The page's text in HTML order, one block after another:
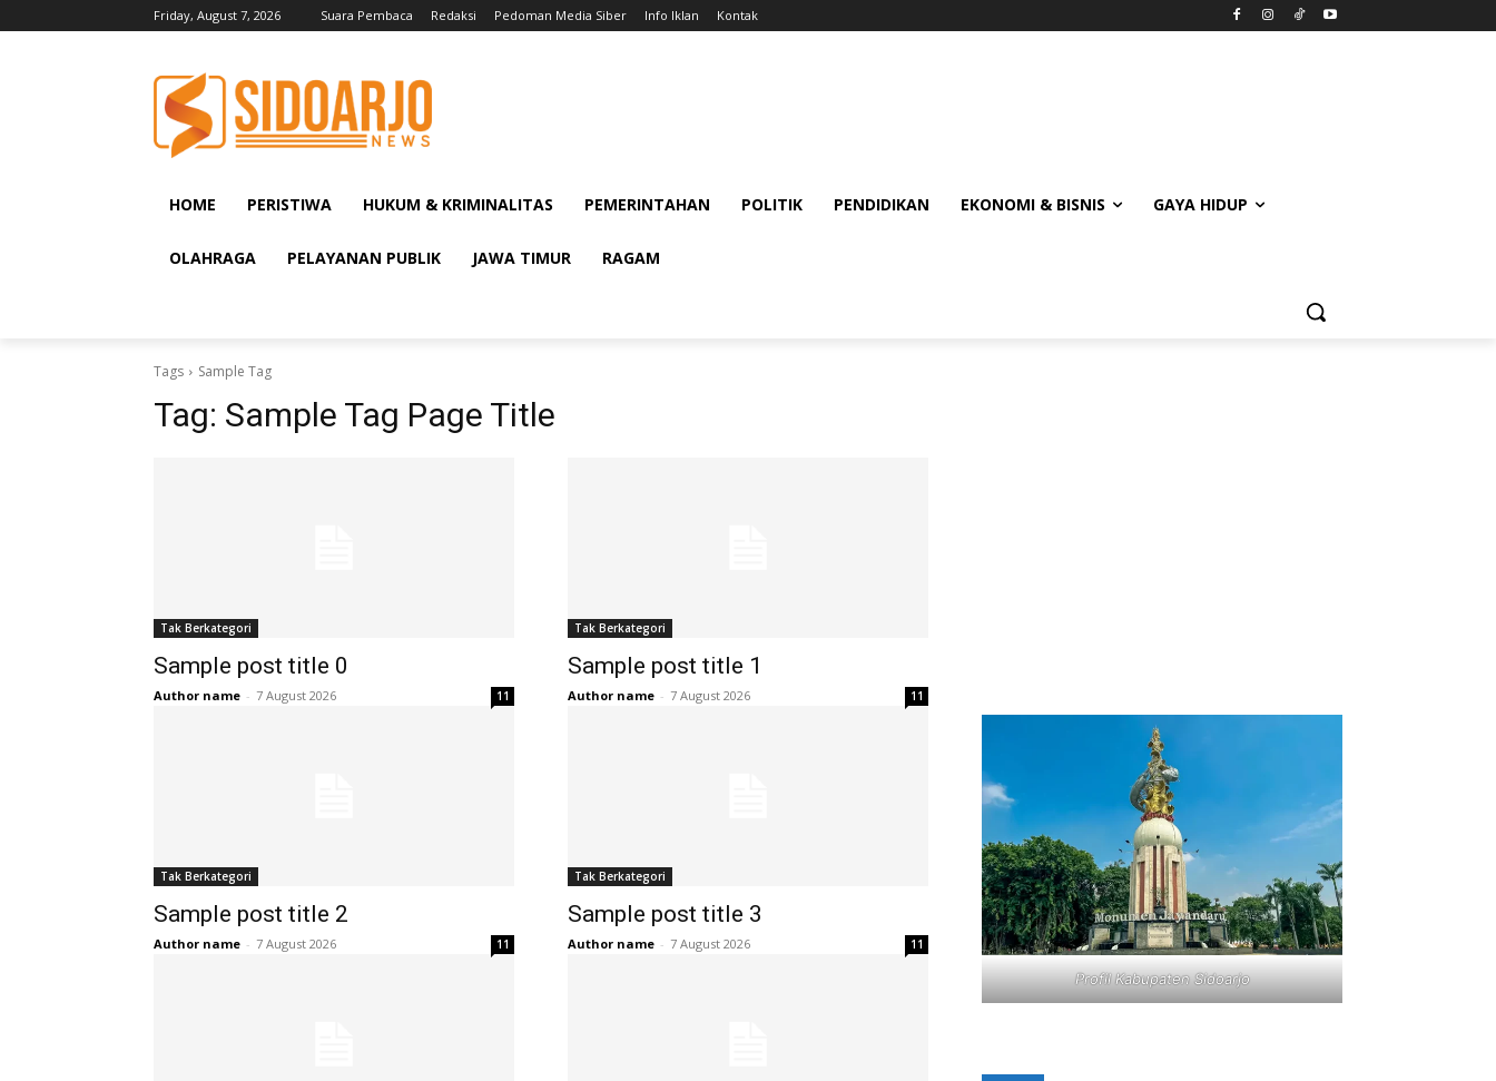
Friday, August 7, 2026 Suara Pembaca Redaksi Pedoman Media Siber Info Iklan Kontak
HOME PERISTIWA HUKUM & KRIMINALITAS PEMERINTAHAN POLITIK PENDIDIKAN EKONOMI & BISNIS GAYA HIDUP
OLAHRAGA PELAYANAN PUBLIK JAWA TIMUR RAGAM
Tags Sample Tag
Tag: Sample Tag Page Title
Tak Berkategori
Sample post title 0
Author name - 7 August 2026 11
Tak Berkategori
Sample post title 1
Author name - 7 August 2026 11
Tak Berkategori
Sample post title 2
Author name - 7 August 2026 11
Tak Berkategori
Sample post title 3
Author name - 7 August 2026 11
Profil Kabupaten Sidoarjo